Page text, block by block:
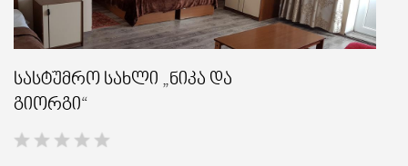
სასტუმრო სახლი „ნიკა და
გიორგი“